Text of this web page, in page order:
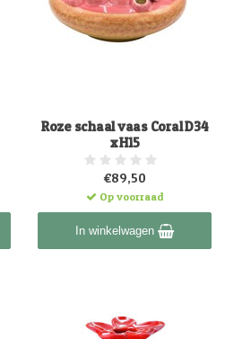
Roze schaal vaas Coral D34
x H15
€89,50
Op voorraad
In winkelwagen